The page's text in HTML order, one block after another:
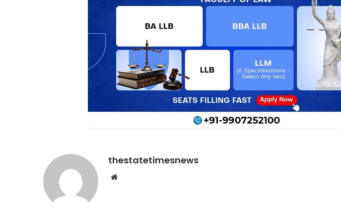
thestatetimesnews